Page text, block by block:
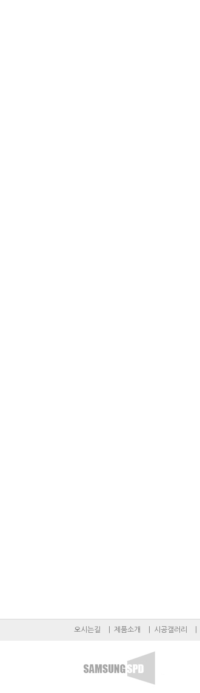
오시는길 제품소개 시공갤러리